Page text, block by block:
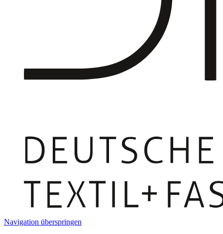
Navigation überspringen